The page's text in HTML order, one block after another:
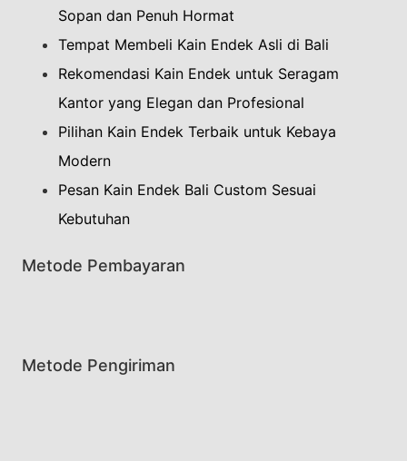
Sopan dan Penuh Hormat
Tempat Membeli Kain Endek Asli di Bali
Rekomendasi Kain Endek untuk Seragam
Kantor yang Elegan dan Profesional
Pilihan Kain Endek Terbaik untuk Kebaya
Modern
Pesan Kain Endek Bali Custom Sesuai
Kebutuhan
Metode Pembayaran
Metode Pengiriman